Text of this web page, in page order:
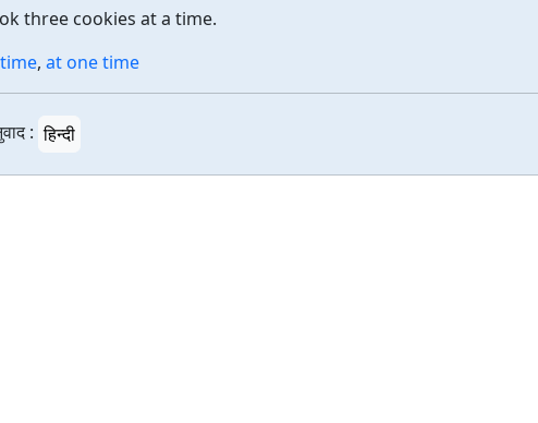
three cookies at a time.
, at one time
: हिन्दी